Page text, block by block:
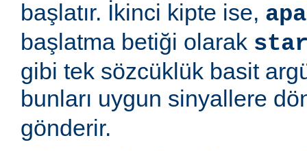
başlatır. İkinci kipte ise,
başlatma betiği olarak
gibi tek sözcüklük basit
bunları uygun sinyallere
gönderir.